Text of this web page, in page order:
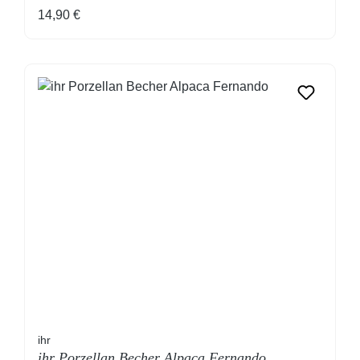
Regulärer Preis:
14,90 €
ihr